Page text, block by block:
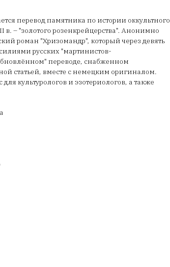
перевод памятника по истории оккультного
– "золотого розенкрейцерства". Анонимно
роман "Хризомандр", который через девять
русских "мартинистов-
переводе, снабженном
статьей, вместе с немецким оригиналом.
культурологов и эзотериологов, а также